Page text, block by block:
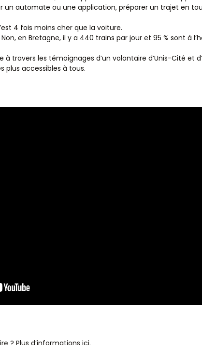
un automate ou une application, préparer un trajet en
4 fois moins cher que la voiture.
en Bretagne, il y a 440 trains par jour et 95 % sont à
travers les témoignages d’un volontaire d’Unis-Cité et
plus accessibles à tous.
?Plus d’informations ici.